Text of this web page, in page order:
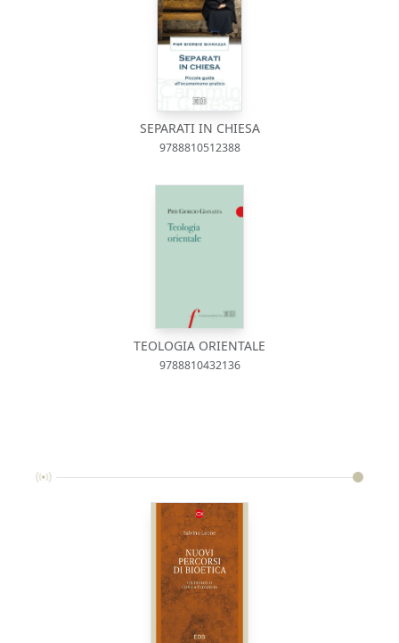
SEPARATI IN CHIESA
9788810512388
TEOLOGIA ORIENTALE
9788810432136